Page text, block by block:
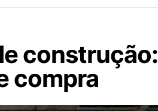
construção:
compra